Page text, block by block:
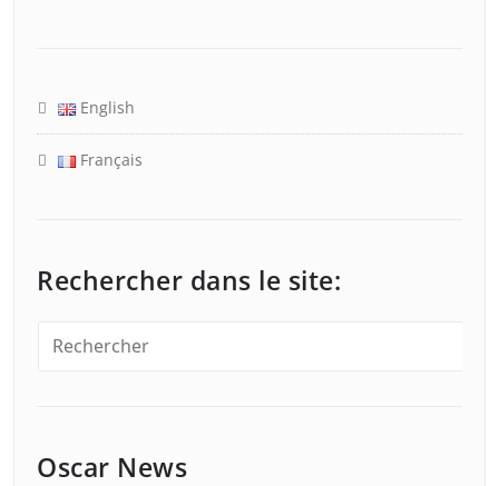
English
Français
Rechercher dans le site:
Oscar News